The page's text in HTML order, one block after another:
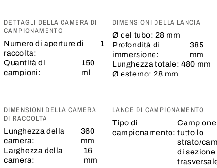
DETTAGLI DELLA CAMERA DI
CAMPIONAMENTO
Numero di aperture di
raccolta:
1
Quantità di
campioni:
150
ml
DIMENSIONI DELLA LANCIA
Ø del tubo: 28 mm
Profondità di
immersione:
385
mm
Lunghezza totale: 480 mm
Ø esterno: 28 mm
DIMENSIONI DELLA CAMERA
DI RACCOLTA
Lunghezza della
camera:
360
mm
Larghezza della
camera:
16
mm
LANCE DI CAMPIONAMENTO
Tipo di
campionamento: tutto lo
strato/
di sezione